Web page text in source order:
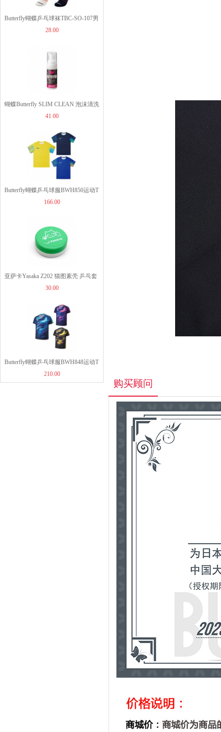
49.00
1260.00
JOOLA优拉雨果同款乒...
Butterfly蝴蝶乒乓球袜TBC-SO-107男
款女款乒乓球袜专业运动短筒毛巾袜
28.00
蝴蝶Butterfly SLIM CLEAN 泡沫清洗
剂 76640 50ml装41.00
Butterfly蝴蝶乒乓球服BWH850运动T
恤短袖比赛服运动衫3色可选
166.00
亚萨卡Yasaka Z202 猫图素壳 乒乓套
胶洗胶棉海绵擦30.00
Butterfly蝴蝶乒乓球服BWH848运动T
恤短袖比赛服运动衫3色可选
210.00
购买顾问